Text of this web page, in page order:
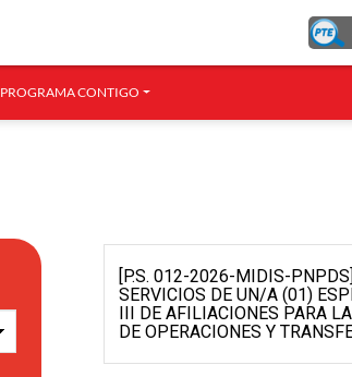
PROGRAMA CONTIGO
[P.S. 012-2026-MIDIS-
SERVICIOS DE UN/A (01)
III DE AFILIACIONES PARA
DE OPERACIONES Y